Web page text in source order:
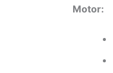
Motor: